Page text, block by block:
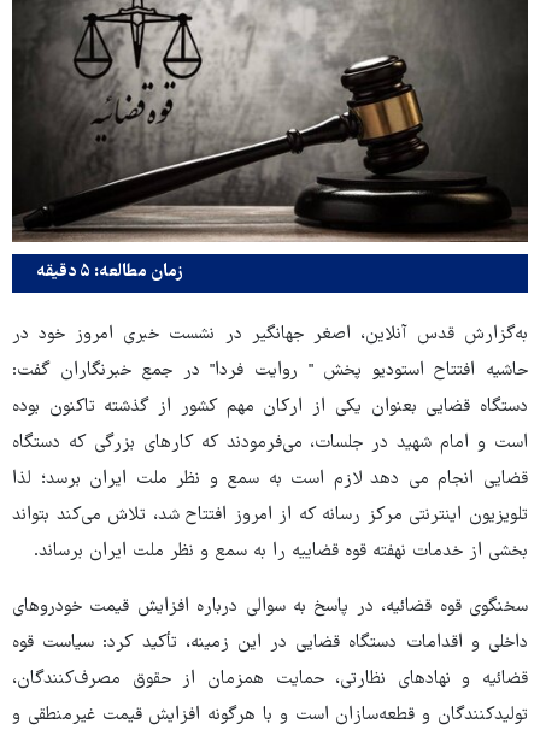
زمان مطالعه: ۵ دقیقه
به‌گزارش قدس آنلاین، اصغر جهانگیر در نشست خبری امروز خود در
حاشیه افتتاح استودیو پخش " روایت فردا" در جمع خبرنگاران گفت:
دستگاه قضایی بعنوان یکی از ارکان مهم کشور از گذشته تاکنون بوده
است و امام شهید در جلسات، می‌فرمودند که کارهای بزرگی که دستگاه
قضایی انجام می دهد لازم است به سمع و نظر ملت ایران برسد؛ لذا
تلویزیون اینترنتی مرکز رسانه که از امروز افتتاح شد، تلاش می‌کند بتواند
بخشی از خدمات نهفته قوه قضاییه را به سمع و نظر ملت ایران برساند.
سخنگوی قوه قضائیه، در پاسخ به سوالی درباره افزایش قیمت خودروهای
داخلی و اقدامات دستگاه قضایی در این زمینه، تأکید کرد: سیاست قوه
قضائیه و نهادهای نظارتی، حمایت همزمان از حقوق مصرف‌کنندگان،
تولیدکنندگان و قطعه‌سازان است و با هرگونه افزایش قیمت غیرمنطقی و